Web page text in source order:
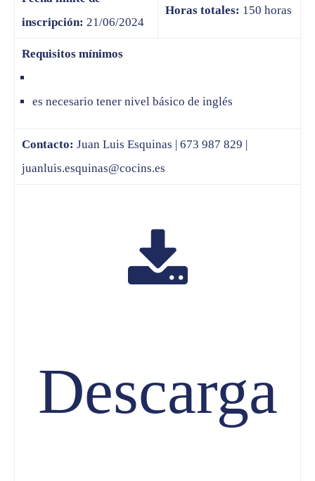
inscripción: 21/06/2024
Horas totales: 150 horas
Requisitos mínimos
es necesario tener nivel básico de inglés
Contacto: Juan Luis Esquinas | 673 987 829 |
juanluis.esquinas@cocins.es
Descarga